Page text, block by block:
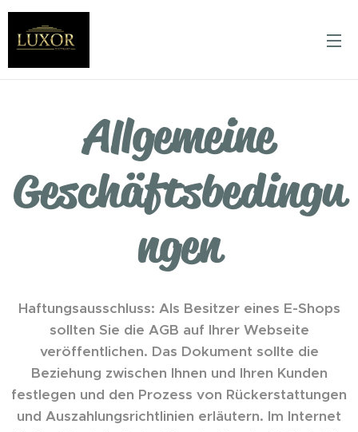
Allgemeine
Geschäftsbedingu
ngen
Haftungsausschluss: Als Besitzer eines E-Shops
sollten Sie die AGB auf Ihrer Webseite
veröffentlichen. Das Dokument sollte die
Beziehung zwischen Ihnen und Ihren Kunden
festlegen und den Prozess von Rückerstattungen
und Auszahlungsrichtlinien erläutern. Im Internet